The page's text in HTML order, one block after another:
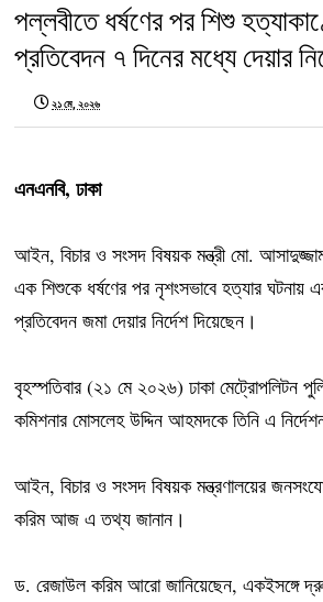
পল্লবীতে ধর্ষণের পর শিশু
প্রতিবেদন ৭ দিনের মধ্যে দেয়ার
২১ মে, ২০২৬
এনএনবি, ঢাকা
আইন, বিচার ও সংসদ বিষয়ক মন্ত্রী মো.
এক শিশুকে ধর্ষণের পর নৃশংসভাবে হত্যার
প্রতিবেদন জমা দেয়ার নির্দেশ দিয়েছেন।
বৃহস্পতিবার (২১ মে ২০২৬) ঢাকা মেট্রোপলিটন
কমিশনার মোসলেহ উদ্দিন আহমদকে তিনি এ
আইন, বিচার ও সংসদ বিষয়ক মন্ত্রণালয়ের
করিম আজ এ তথ্য জানান।
ড. রেজাউল করিম আরো জানিয়েছেন, একইসঙ্গে